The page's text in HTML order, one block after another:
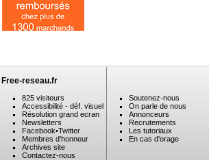
Free-reseau.fr
825 visiteurs
Accessibilité - déf. visuel
Résolution grand ecran
Newsletters
Facebook•Twitter
Membres d'honneur
Archives site
Contactez-nous
Soutenez-nous
On parle de nous
Annonceurs
Recrutements
Les tutoriaux
En cas d'orage